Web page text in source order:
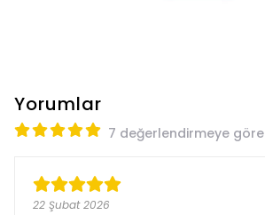
Yorumlar
7 değerlendirmeye göre
22 Şubat 2026